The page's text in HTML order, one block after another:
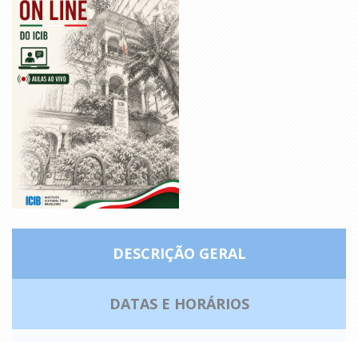
DESCRIÇÃO GERAL
DATAS E HORÁRIOS